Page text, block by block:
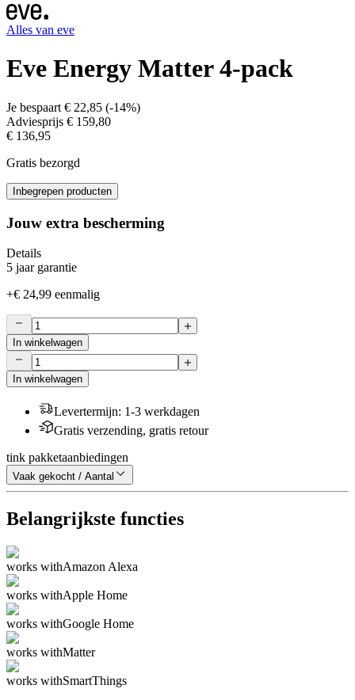
Alles van eve
Eve Energy Matter 4-pack
Je bespaart € 22,85 (-14%)
Adviesprijs € 159,80
€ 136,95
Gratis bezorgd
Inbegrepen producten
Jouw extra bescherming
Details
5 jaar garantie
+€ 24,99 eenmalig
In winkelwagen
In winkelwagen
Levertermijn: 1-3 werkdagen
Gratis verzending, gratis retour
tink pakketaanbiedingen
Vaak gekocht / Aantal
Belangrijkste functies
works withAmazon Alexa
works withApple Home
works withGoogle Home
works withMatter
works withSmartThings